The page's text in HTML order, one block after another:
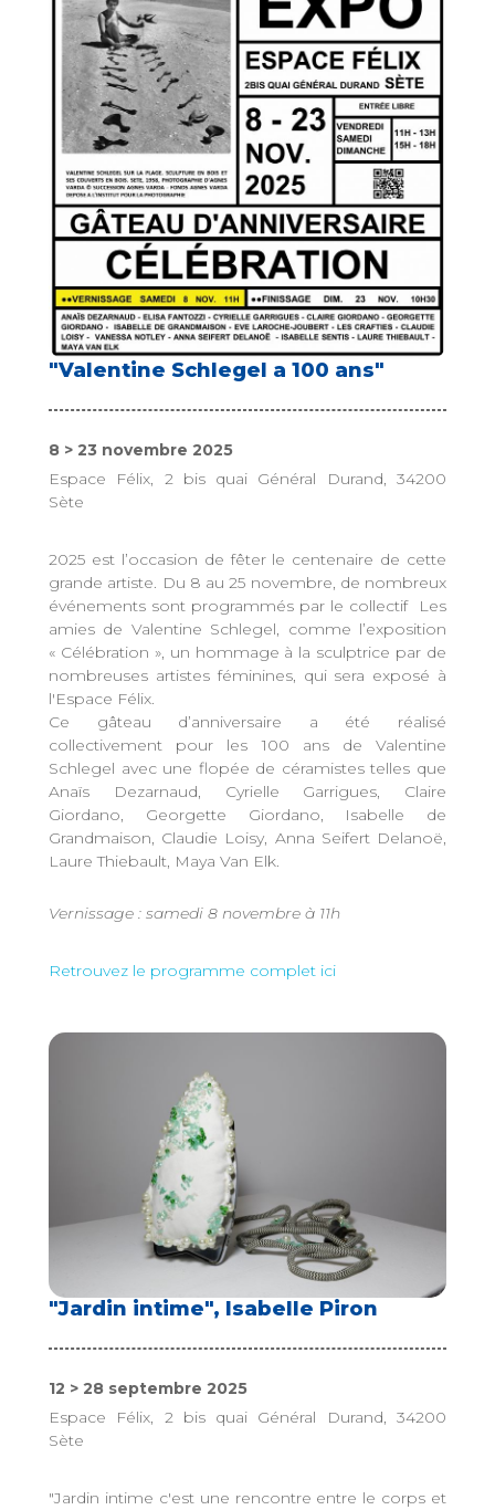
"Valentine Schlegel a 100 ans"
8 > 23 novembre 2025
Espace Félix, 2 bis quai Général Durand, 34200
Sète
2025 est l’occasion de fêter le centenaire de cette
grande artiste. Du 8 au 25 novembre, de nombreux
événements sont programmés par le collectif Les
amies de Valentine Schlegel, comme l’exposition
« Célébration », un hommage à la sculptrice par de
nombreuses artistes féminines, qui sera exposé à
l'Espace Félix.
Ce gâteau d’anniversaire a été réalisé
collectivement pour les 100 ans de Valentine
Schlegel avec une flopée de céramistes telles que
Anaïs Dezarnaud, Cyrielle Garrigues, Claire
Giordano, Georgette Giordano, Isabelle de
Grandmaison, Claudie Loisy, Anna Seifert Delanoë,
Laure Thiebault, Maya Van Elk.
Vernissage : samedi 8 novembre à 11h
Retrouvez le programme complet ici
"Jardin intime", Isabelle Piron
12 > 28 septembre 2025
Espace Félix, 2 bis quai Général Durand, 34200
Sète
"Jardin intime c'est une rencontre entre le corps et